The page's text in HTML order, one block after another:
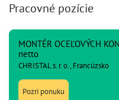
Pracovné pozície
MONTÉR OCEĽOVÝCH
netto
CHRISTAL s. r. o., Francúzsko
Pozri ponuku